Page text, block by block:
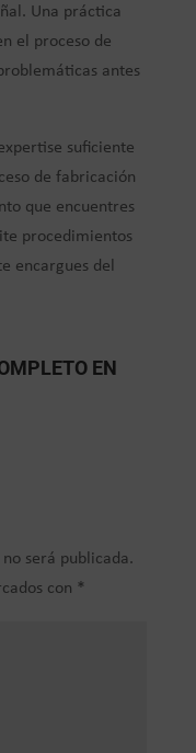
Una práctica
el proceso de
antes
suficiente
de fabricación
que encuentres
procedimientos
encargues del
EN
será publicada.
con *